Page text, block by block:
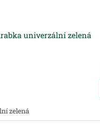
univerzální zelená
zelená